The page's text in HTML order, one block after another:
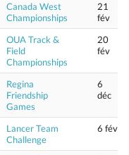
Canada West
Championships
21
fév
OUA Track &
Field
Championships
20
fév
Regina
Friendship
Games
6
déc
Lancer Team
Challenge
6 fév